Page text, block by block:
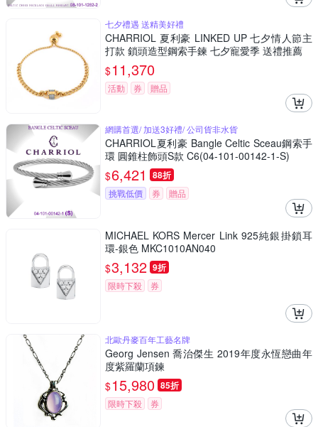
七夕禮遇 送精美好禮
CHARRIOL 夏利豪 LINKED UP 七夕情人節主
打款 鎖頭造型鋼索手鍊 七夕寵愛季 送禮推薦
$11,370
活動 券 贈品
網購首選/ 加送3好禮/ 公司貨非水貨
CHARRIOL夏利豪 Bangle Celtic Sceau鋼索手
環 圓錐柱飾頭S款 C6(04-101-00142-1-S)
$6,421 88折
挑戰低價 券 贈品
MICHAEL KORS Mercer Link 925純銀掛鎖耳
環-銀色 MKC1010AN040
$3,132 9折
限時下殺 券
北歐丹麥百年工藝名牌
Georg Jensen 喬治傑生 2019年度永恆戀曲年
度紫羅蘭項鍊
$15,980 85折
限時下殺 券